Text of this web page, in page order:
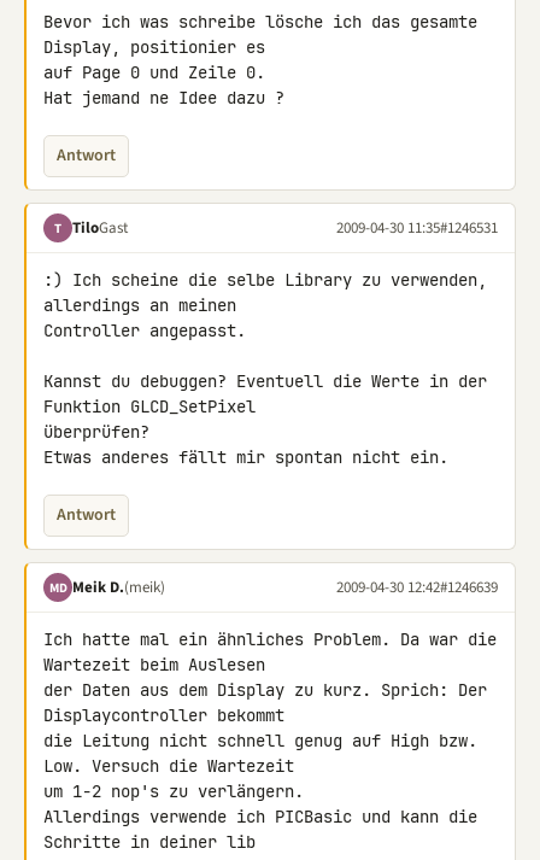
Bevor ich was schreibe lösche ich das gesamte
Display, positionier es
auf Page 0 und Zeile 0.
Hat jemand ne Idee dazu ?
Antwort
T TiloGast 2009-04-30 11:35#1246531
:) Ich scheine die selbe Library zu verwenden,
allerdings an meinen
Controller angepasst.
Kannst du debuggen? Eventuell die Werte in der
Funktion GLCD_SetPixel
überprüfen?
Etwas anderes fällt mir spontan nicht ein.
Antwort
MD Meik D.(meik) 2009-04-30 12:42#1246639
Ich hatte mal ein ähnliches Problem. Da war die
Wartezeit beim Auslesen
der Daten aus dem Display zu kurz. Sprich: Der
Displaycontroller bekommt
die Leitung nicht schnell genug auf High bzw.
Low. Versuch die Wartezeit
um 1-2 nop's zu verlängern.
Allerdings verwende ich PICBasic und kann die
Schritte in deiner lib